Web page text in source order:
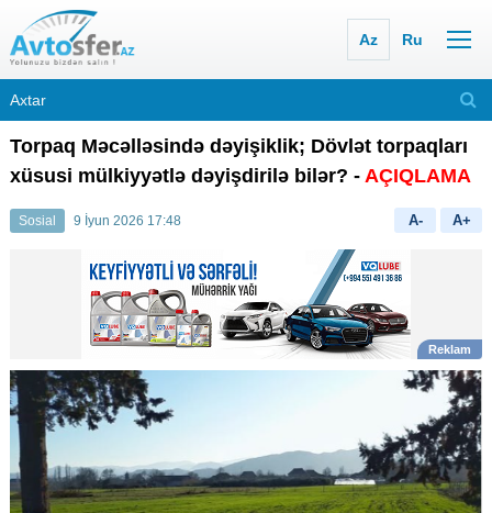
Az Ru
Torpaq Məcəlləsində dəyişiklik; Dövlət torpaqları
xüsusi mülkiyyətlə dəyişdirilə bilər? - AÇIQLAMA
Sosial 9 İyun 2026 17:48 A- A+